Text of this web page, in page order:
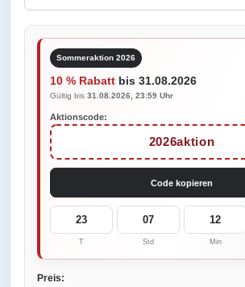
Sommeraktion 2026
10 % Rabatt bis 31.08.2026
Gültig bis 31.08.2026, 23:59 Uhr
Aktionscode:
2026aktion
Code kopieren
23
T
07
Std
12
Min
Preis: